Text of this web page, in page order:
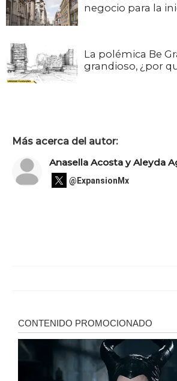
negocio para la
La polémica Be
grandioso, ¿por
Más acerca del autor:
Anasella Acosta y Aleyda
@ExpansionMx